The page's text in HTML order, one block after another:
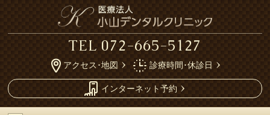
TEL 072-665-5127
アクセス･地図 診療時間･休診日
インターネット予約